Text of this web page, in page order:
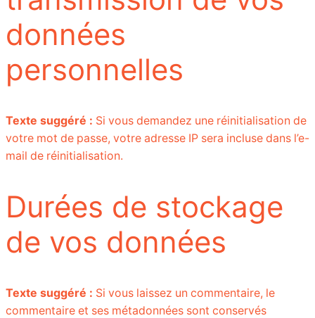
données
personnelles
Texte suggéré : Si vous demandez une réinitialisation de
votre mot de passe, votre adresse IP sera incluse dans l’e-
mail de réinitialisation.
Durées de stockage
de vos données
Texte suggéré : Si vous laissez un commentaire, le
commentaire et ses métadonnées sont conservés